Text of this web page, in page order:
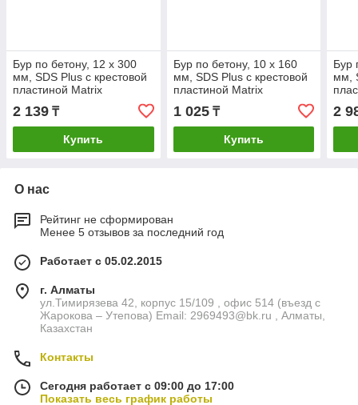
Бур по бетону, 12 x 300
мм, SDS Plus c крестовой
пластиной Matrix
2 139 ₸
Купить
Бур по бетону, 10 x 160
мм, SDS Plus c крестовой
пластиной Matrix
1 025₸
Купить
Бур
мм,
2
О нас
Рейтинг не сформирован
Менее 5 отзывов за последний год
Работает с 05.02.2015
г. Алматы
ул.Тимирязева 42, корпус 15/109 , офис 514 (въезд с
Жарокова – Утепова) Email: 2969493@bk.ru , Алматы,
Казахстан
Контакты
Сегодня работает с 09:00 до 17:00
Показать весь график работы